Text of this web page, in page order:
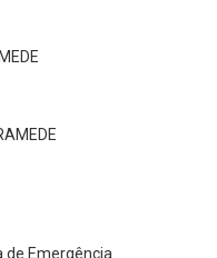
de Emergência